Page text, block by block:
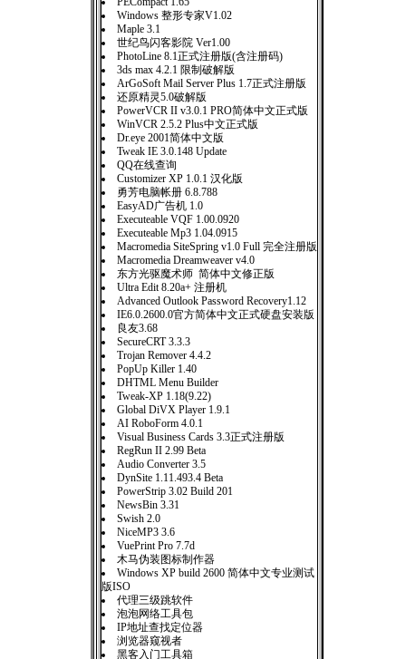
Windows 整形专家V1.02
Maple 3.1
世纪鸟闪客影院 Ver1.00
PhotoLine 8.1正式注册版(含注册码)
3ds max 4.2.1 限制破解版
ArGoSoft Mail Server Plus 1.7正式注册版
还原精灵5.0破解版
PowerVCR II v3.0.1 PRO简体中文正式版
WinVCR 2.5.2 Plus中文正式版
Dr.eye 2001简体中文版
Tweak IE 3.0.148 Update
QQ在线查询
Customizer XP 1.0.1 汉化版
勇芳电脑帐册 6.8.788
EasyAD广告机 1.0
Executeable VQF 1.00.0920
Executeable Mp3 1.04.0915
Macromedia SiteSpring v1.0 Full 完全注册版
Macromedia Dreamweaver v4.0
东方光驱魔术师 简体中文修正版
Ultra Edit 8.20a+ 注册机
Advanced Outlook Password Recovery1.12
IE6.0.2600.0官方简体中文正式硬盘安装版
良友3.68
SecureCRT 3.3.3
Trojan Remover 4.4.2
PopUp Killer 1.40
DHTML Menu Builder
Tweak-XP 1.18(9.22)
Global DiVX Player 1.9.1
AI RoboForm 4.0.1
Visual Business Cards 3.3正式注册版
RegRun II 2.99 Beta
Audio Converter 3.5
DynSite 1.11.493.4 Beta
PowerStrip 3.02 Build 201
NewsBin 3.31
Swish 2.0
NiceMP3 3.6
VuePrint Pro 7.7d
木马伪装图标制作器
Windows XP build 2600 简体中文专业测试
版ISO
代理三级跳软件
泡泡网络工具包
IP地址查找定位器
浏览器窥视者
黑客入门工具箱